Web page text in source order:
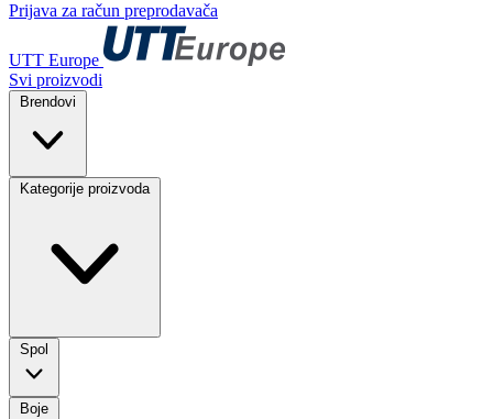
Prijava za račun preprodavača
UTT Europe
Svi proizvodi
Brendovi
Kategorije proizvoda
Spol
Boje